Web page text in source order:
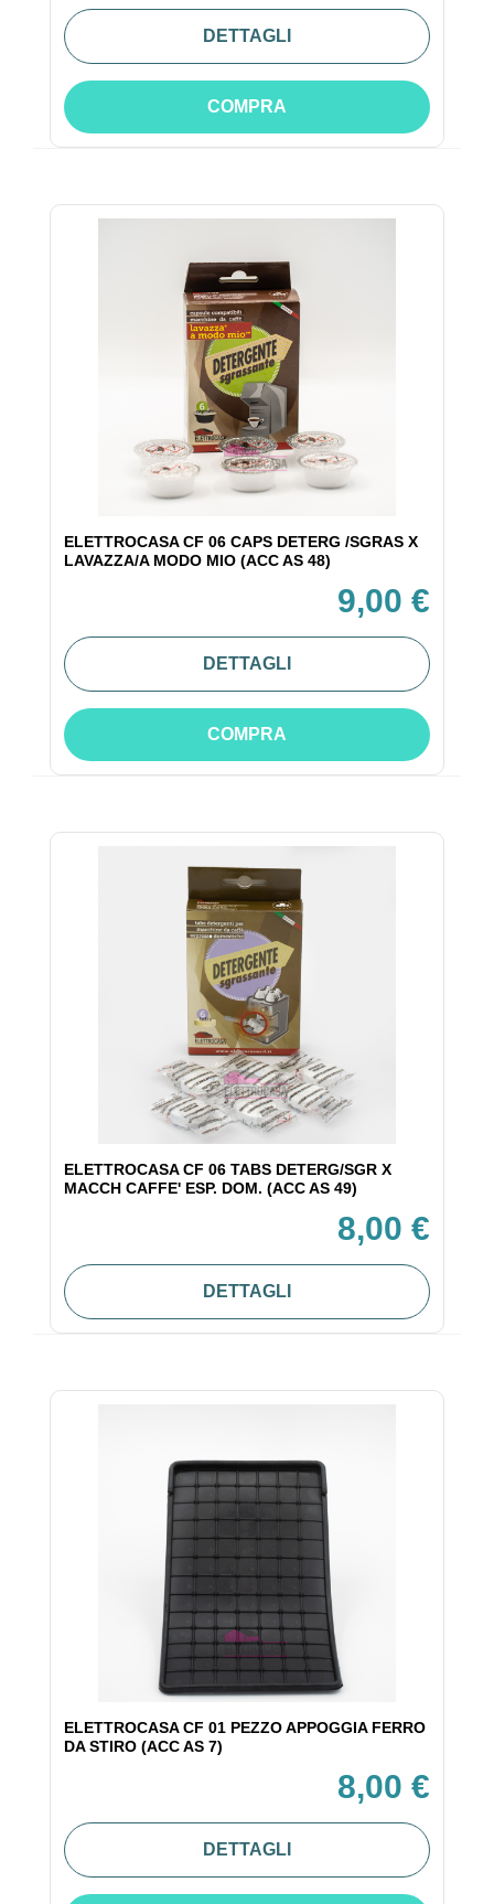
DETTAGLI
COMPRA
ELETTROCASA CF 06 CAPS DETERG /SGRAS X
LAVAZZA/A MODO MIO (ACC AS 48)
9,00 €
DETTAGLI
COMPRA
ELETTROCASA CF 06 TABS DETERG/SGR X
MACCH CAFFE' ESP. DOM. (ACC AS 49)
8,00 €
DETTAGLI
ELETTROCASA CF 01 PEZZO APPOGGIA FERRO
DA STIRO (ACC AS 7)
8,00 €
DETTAGLI